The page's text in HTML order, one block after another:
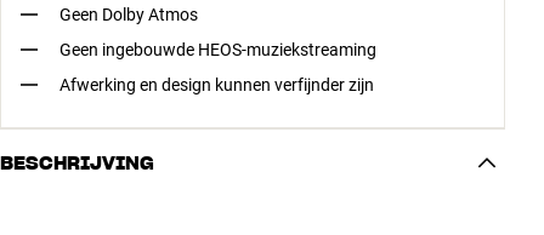
Geen Dolby Atmos
Geen ingebouwde HEOS-muziekstreaming
Afwerking en design kunnen verfijnder zijn
BESCHRIJVING